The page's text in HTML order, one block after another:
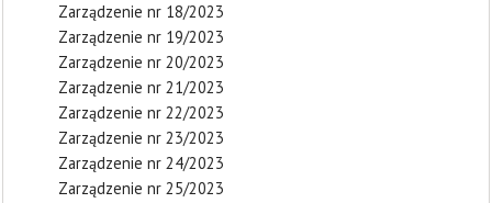
Zarządzenie nr 18/2023
Zarządzenie nr 19/2023
Zarządzenie nr 20/2023
Zarządzenie nr 21/2023
Zarządzenie nr 22/2023
Zarządzenie nr 23/2023
Zarządzenie nr 24/2023
Zarządzenie nr 25/2023